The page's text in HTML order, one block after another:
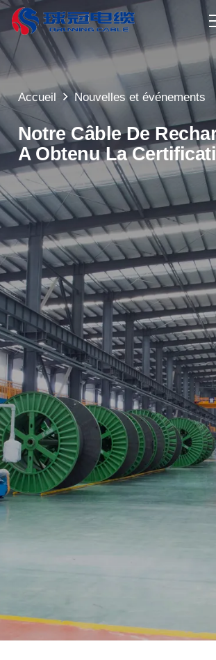
Accueil Nouvelles et événements
Notre Câble De
A Obtenu La